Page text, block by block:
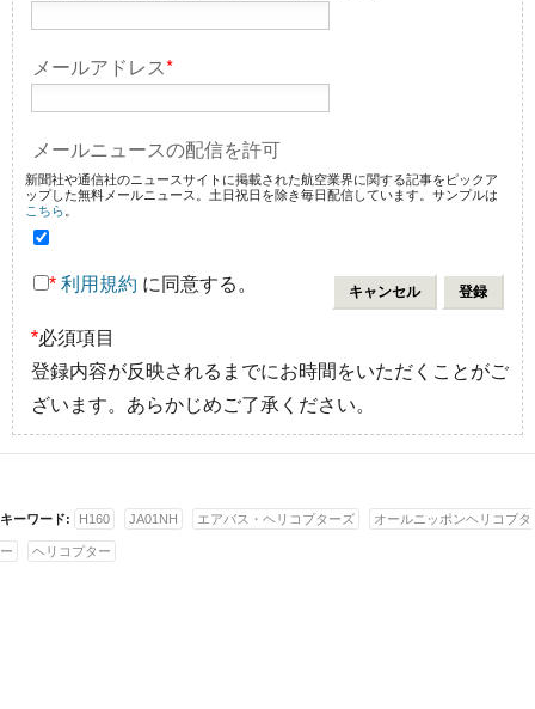
メールアドレス*
メールニュースの配信を許可
新聞社や通信社のニュースサイトに掲載された航空業界に関する記事をピックア
ップした無料メールニュース。土日祝日を除き毎日配信しています。サンプルは
こちら
* 利用規約 に同意する。
*必須項目
登録内容が反映されるまでにお時間をいただくことがご
ざいます。あらかじめご了承ください。
キーワード: H160 JA01NH エアバス・ヘリコプターズ オールニッポンヘリコプタ
ー ヘリコプター